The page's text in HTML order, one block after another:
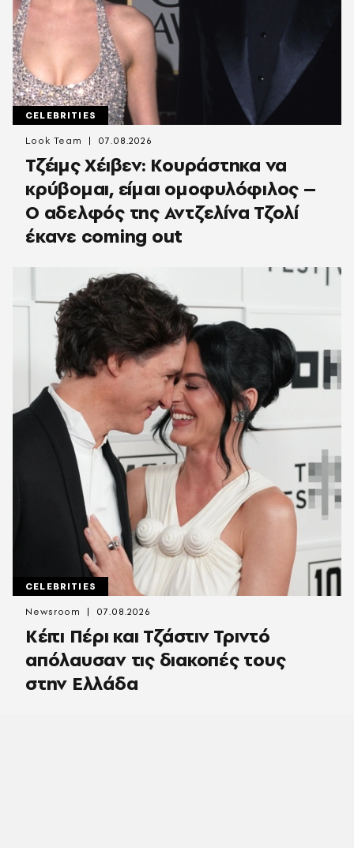
CELEBRITIES
Τζέιμς Χέιβεν: Κουράστηκα να
κρύβομαι, είμαι ομοφυλόφιλος –
Ο αδελφός της Αντζελίνα Τζολί
έκανε coming out
Look Team 07.08.2026
CELEBRITIES
Κέιτι Πέρι και Τζάστιν Τριντό
απόλαυσαν τις διακοπές τους
στην Ελλάδα
Newsroom 07.08.2026